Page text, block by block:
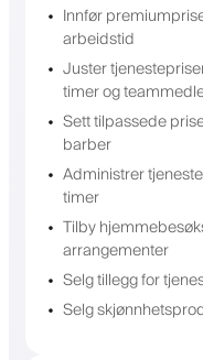
Innfør
arbeidstid
Juster
timer og
Sett tilpassede
barber
Administrer
timer
Tilby
arrangementer
Selg tillegg for
Selg